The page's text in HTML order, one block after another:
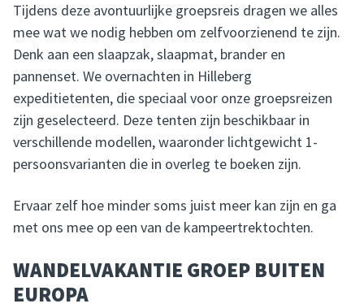
Tijdens deze avontuurlijke groepsreis dragen we alles
mee wat we nodig hebben om zelfvoorzienend te zijn.
Denk aan een slaapzak, slaapmat, brander en
pannenset. We overnachten in Hilleberg
expeditietenten, die speciaal voor onze groepsreizen
zijn geselecteerd. Deze tenten zijn beschikbaar in
verschillende modellen, waaronder lichtgewicht 1-
persoonsvarianten die in overleg te boeken zijn.
Ervaar zelf hoe minder soms juist meer kan zijn en ga
met ons mee op een van de kampeertrektochten.
WANDELVAKANTIE GROEP BUITEN
EUROPA